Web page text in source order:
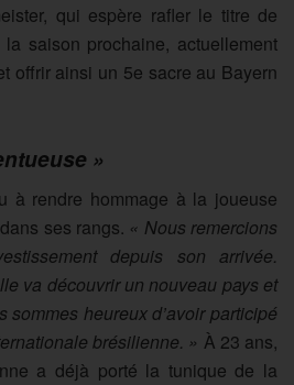
qui espère rafler le titre de
la saison prochaine, actuellement
offrir ainsi un 5e sacre au Bayern
»
à rendre hommage à la joueuse
ses rangs. « Nous remercions
depuis son arrivée.
va découvrir un nouveau pays et
sommes heureux d’avoir participé
brésilienne. » À 23 ans,
a déjà porté la tunique de la